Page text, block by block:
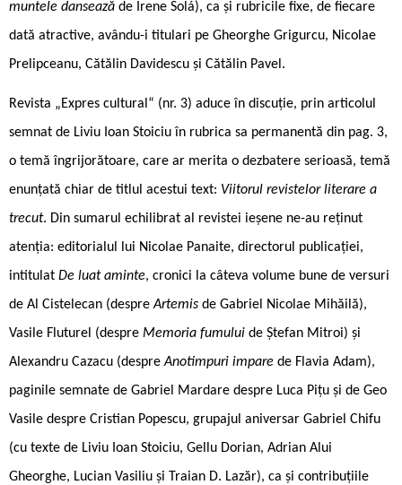
muntele dansează de Irene Solá), ca și rubricile fixe, de fiecare
dată atractive, avându-i titulari pe Gheorghe Grigurcu, Nicolae
Prelipceanu, Cătălin Davidescu și Cătălin Pavel.
Revista „Expres cultural“ (nr. 3) aduce în discuție, prin articolul
semnat de Liviu Ioan Stoiciu în rubrica sa permanentă din pag. 3,
o temă îngrijorătoare, care ar merita o dezbatere serioasă, temă
enunțată chiar de titlul acestui text: Viitorul revistelor literare a
trecut. Din sumarul echilibrat al revistei ieșene ne-au reținut
atenția: editorialul lui Nicolae Panaite, directorul publicației,
intitulat De luat aminte, cronici la câteva volume bune de versuri
de Al Cistelecan (despreArtemis de Gabriel Nicolae Mihăilă),
Vasile Fluturel (despre Memoria fumului de Ștefan Mitroi) și
Alexandru Cazacu (despreAnotimpuri impare de Flavia Adam),
paginile semnate de Gabriel Mardare despre Luca Pițu și de Geo
Vasile despre Cristian Popescu, grupajul aniversar Gabriel Chifu
(cu texte de Liviu Ioan Stoiciu, Gellu Dorian, Adrian Alui
Gheorghe, Lucian Vasiliu și Traian D. Lazăr), ca și contribuțiile